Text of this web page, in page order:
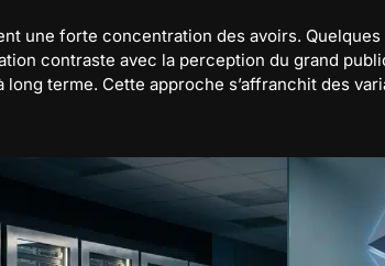
une forte concentration des avoirs.
contraste avec la perception du grand
long terme. Cette approche s’affranchit des